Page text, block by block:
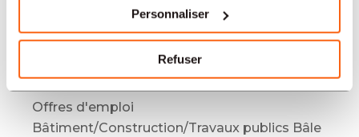
Personnaliser
Refuser
Offres d'emploi
Bâtiment/Construction/Travaux publics
Genève
Offres d'emploi
Bâtiment/Construction/Travaux publics Bâle